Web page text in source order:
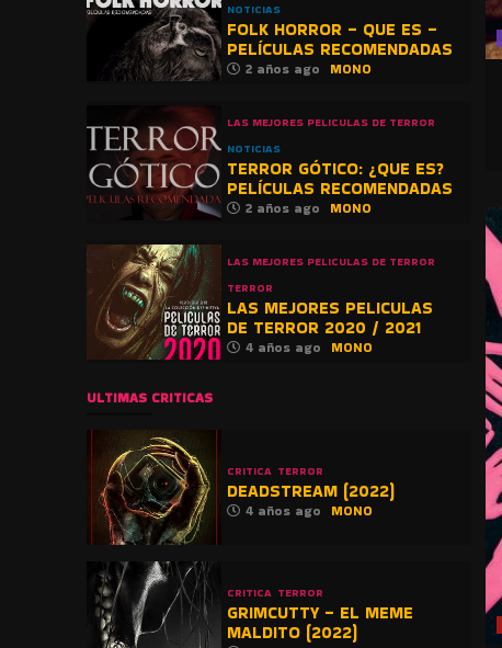
NOTICIAS
FOLK HORROR – QUE ES –
PELÍCULAS RECOMENDADAS
2 años ago MONO
LAS MEJORES PELICULAS DE TERROR
NOTICIAS
TERROR GÓTICO: ¿QUE ES?
PELÍCULAS RECOMENDADAS
2 años ago MONO
LAS MEJORES PELICULAS DE TERROR
TERROR
LAS MEJORES PELICULAS
DE TERROR 2020 / 2021
4 años ago MONO
ULTIMAS CRITICAS
CRITICA TERROR
DEADSTREAM (2022)
4 años ago MONO
CRITICA TERROR
GRIMCUTTY – EL MEME
MALDITO (2022)